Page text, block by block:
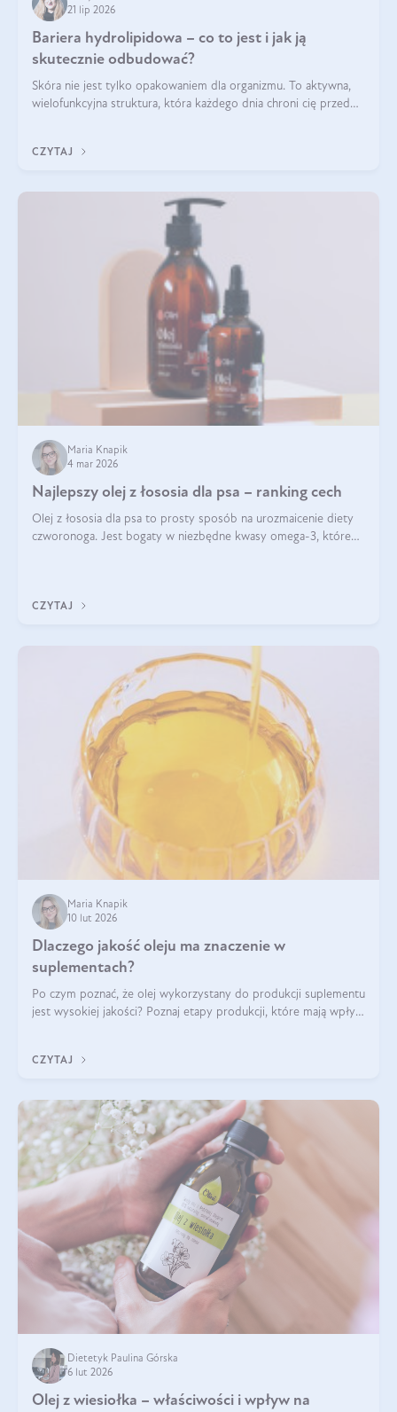
21 lip 2026
Bariera hydrolipidowa – co to jest i jak ją
skutecznie odbudować?
Skóra nie jest tylko opakowaniem dla organizmu. To aktywna,
wielofunkcyjna struktura, która każdego dnia chroni cię przed
bariera hydrolipidowa.
CZYTAJ
Maria Knapik
4 mar 2026
Najlepszy olej z łososia dla psa – ranking cech
Olej z łososia dla psa to prosty sposób na urozmaicenie diety
czworonoga. Jest bogaty w niezbędne kwasy omega-3, które
CZYTAJ
Maria Knapik
10 lut 2026
Dlaczego jakość oleju ma znaczenie w
suplementach?
Po czym poznać, że olej wykorzystany do produkcji suplementu
jest wysokiej jakości? Poznaj etapy produkcji, które mają wpływ
CZYTAJ
Dietetyk Paulina Górska
6 lut 2026
Olej z wiesiołka – właściwości i wpływ na